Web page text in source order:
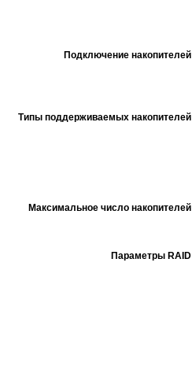
Подключение накопителей
Типы поддерживаемых накопителей
Максимальное число накопителей
Параметры RAID